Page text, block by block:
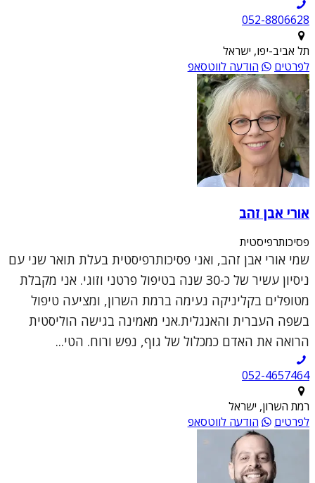
052-8806628
תל אביב-יפו, ישראל
לפרטים
הודעה לווטסאפ
אורי אבן זהב
פסיכותרפיסטית
שמי אורי אבן זהב, ואני פסיכותרפיסטית בעלת תואר שני עם
ניסיון עשיר של כ-30 שנה בטיפול פרטני וזוגי. אני מקבלת
מטופלים בקליניקה נעימה ברמת השרון, ומציעה טיפול
בשפה העברית והאנגלית.אני מאמינה בגישה הוליסטית
הרואה את האדם כמכלול של גוף, נפש ורוח. הטי...
052-4657464
רמת השרון, ישראל
לפרטים
הודעה לווטסאפ